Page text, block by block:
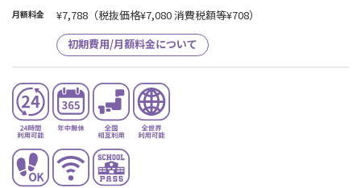
月額料金 ¥7,788 （税抜価格¥7,080 消費税額等¥708）
初期費用/月額料金について